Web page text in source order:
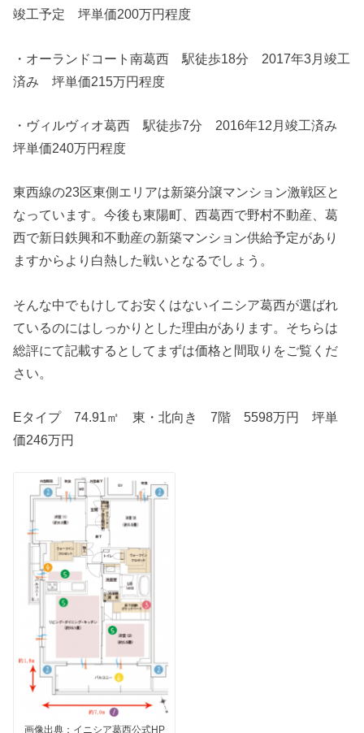
竣工予定 坪単価200万円程度
・オーランドコート南葛西 駅徒歩18分 2017年3月竣工
済み 坪単価215万円程度
・ヴィルヴィオ葛西 駅徒歩7分 2016年12月竣工済み
坪単価240万円程度
東西線の23区東側エリアは新築分譲マンション激戦区と
なっています。今後も東陽町、西葛西で野村不動産、葛
西で新日鉄興和不動産の新築マンション供給予定があり
ますからより白熱した戦いとなるでしょう。
そんな中でもけしてお安くはないイニシア葛西が選ばれ
ているのにはしっかりとした理由があります。そちらは
総評にて記載するとしてまずは価格と間取りをご覧くだ
さい。
Eタイプ 74.91㎡ 東・北向き 7階 5598万円 坪単
価246万円
画像出典：イニシア葛西公式HP